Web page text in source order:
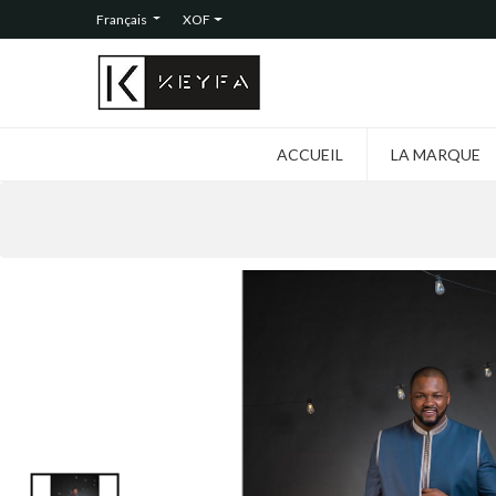
Français XOF
ACCUEIL LA MARQUE